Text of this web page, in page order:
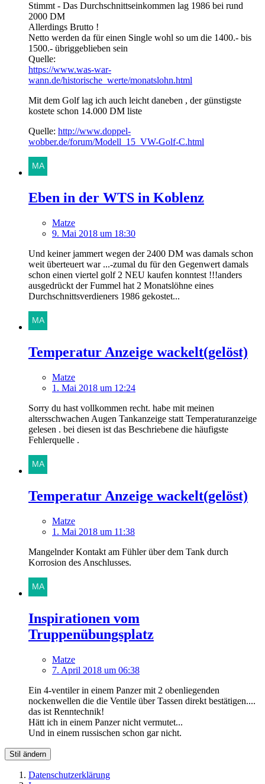
Stimmt - Das Durchschnittseinkommen lag 1986 bei rund
2000 DM
Allerdings Brutto !
Netto werden da für einen Single wohl so um die 1400.- bis
1500.- übriggeblieben sein
Quelle:
https://www.was-war-
wann.de/historische_werte/monatslohn.html
Mit dem Golf lag ich auch leicht daneben , der günstigste
kostete schon 14.000 DM liste
Quelle: http://www.doppel-
wobber.de/forum/Modell_15_VW-Golf-C.html
Eben in der WTS in Koblenz
Matze
9. Mai 2018 um 18:30
Und keiner jammert wegen der 2400 DM was damals schon
weit überteuert war ...-zumal du für den Gegenwert damals
schon einen viertel golf 2 NEU kaufen konntest !!!anders
ausgedrückt der Fummel hat 2 Monatslöhne eines
Durchschnittsverdieners 1986 gekostet...
Temperatur Anzeige wackelt(gelöst)
Matze
1. Mai 2018 um 12:24
Sorry du hast vollkommen recht. habe mit meinen
altersschwachen Augen Tankanzeige statt Temperaturanzeige
gelesen . bei diesen ist das Beschriebene die häufigste
Fehlerquelle .
Temperatur Anzeige wackelt(gelöst)
Matze
1. Mai 2018 um 11:38
Mangelnder Kontakt am Fühler über dem Tank durch
Korrosion des Anschlusses.
Inspirationen vom
Truppenübungsplatz
Matze
7. April 2018 um 06:38
Ein 4-ventiler in einem Panzer mit 2 obenliegenden
nockenwellen die die Ventile über Tassen direkt bestätigen....
das ist Renntechnik!
Hätt ich in einem Panzer nicht vermutet...
Und in einem russischen schon gar nicht.
Stil ändern
Datenschutzerklärung